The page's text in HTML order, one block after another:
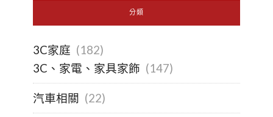
分類
3C家庭 (182)
3C、家電、家具家飾 (147)
汽車相關 (22)